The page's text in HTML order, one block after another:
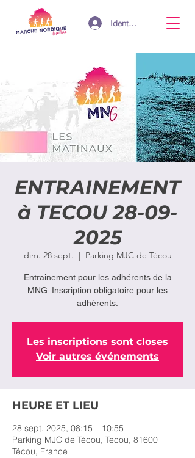
Identifiant
ENTRAINEMENT
à TECOU 28-09-
2025
dim. 28 sept.
  |
Parking MJC de Técou
Entrainement pour les adhérents de la
MNG. Inscription obligatoire pour les
adhérents.
Les inscriptions sont closes
Voir autres événements
HEURE ET LIEU
28 sept. 2025, 08:15 – 10:55
Parking MJC de Técou, Tecou, 81600
Técou, France